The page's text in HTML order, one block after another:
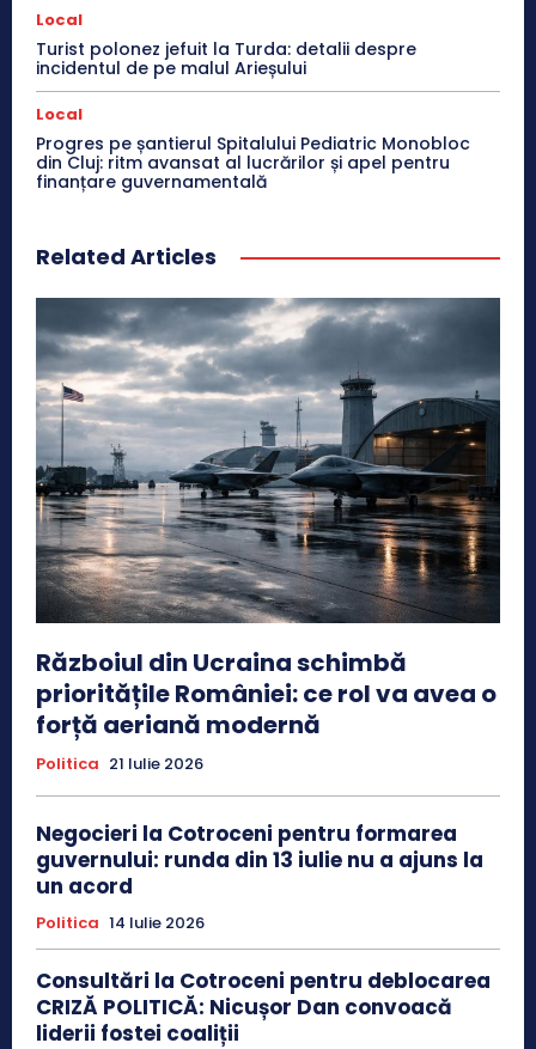
Local
Turist polonez jefuit la Turda: detalii despre
incidentul de pe malul Arieșului
Local
Progres pe șantierul Spitalului Pediatric Monobloc
din Cluj: ritm avansat al lucrărilor și apel pentru
finanțare guvernamentală
Related Articles
Războiul din Ucraina schimbă
prioritățile României: ce rol va avea o
forță aeriană modernă
Politica 21 Iulie 2026
Negocieri la Cotroceni pentru formarea
guvernului: runda din 13 iulie nu a ajuns la
un acord
Politica 14 Iulie 2026
Consultări la Cotroceni pentru deblocarea
CRIZĂ POLITICĂ: Nicușor Dan convoacă
liderii fostei coaliții